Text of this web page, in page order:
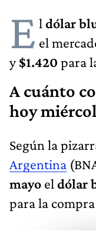
E l dólar
el
y$1.420 para
A cuánto
hoy
Según la
Argentina
mayo el dólar
para la